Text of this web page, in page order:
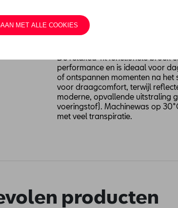
De relaxed-fit functionele broek
performance en is ideaal voor
of ontspannen momenten na
voor draagcomfort, terwijl
moderne, opvallende uitstraling
voeringstof). Machinewas op
met veel transpiratie.
producten